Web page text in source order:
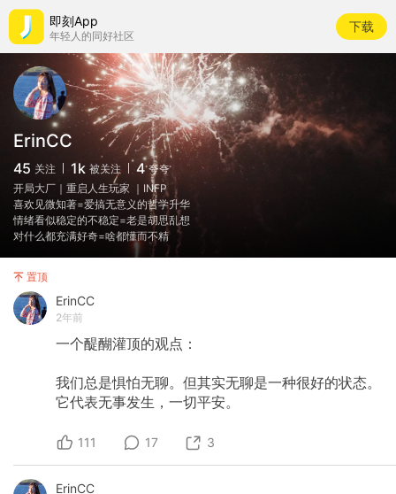
即刻App
年轻人的同好社区
下载
ErinCC
45 关注 1k 被关注 4 夸夸
开局大厂｜重启人生玩家 ｜INFP
喜欢见微知著=爱搞无意义的哲学升华
情绪看似稳定的不稳定=老是胡思乱想
对什么都充满好奇=啥都懂而不精
置顶
ErinCC
2年前
一个醍醐灌顶的观点：
我们总是惧怕无聊。但其实无聊是一种很好的状态。
它代表无事发生，一切平安。
111 17 3
ErinCC